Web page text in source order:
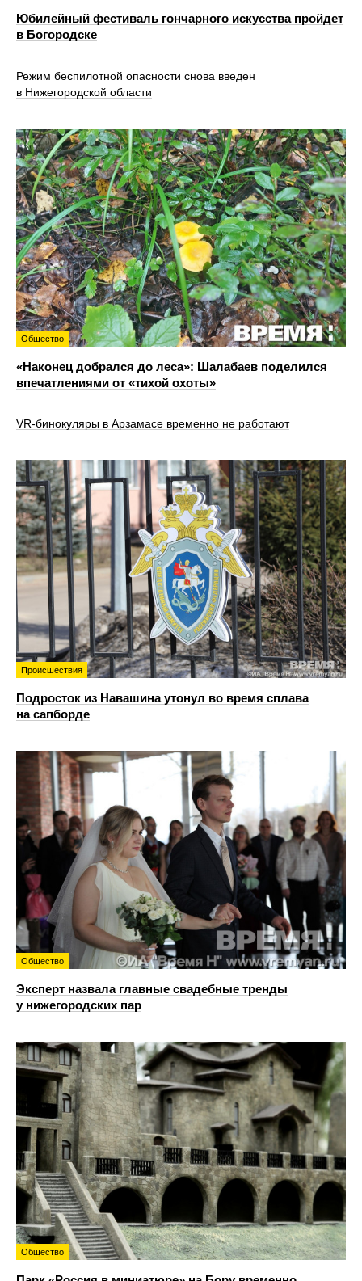
Юбилейный фестиваль гончарного искусства пройдет
в Богородске
Режим беспилотной опасности снова введен
в Нижегородской области
Общество
«Наконец добрался до леса»: Шалабаев поделился
впечатлениями от «тихой охоты»
VR‑бинокуляры в Арзамасе временно не работают
Происшествия
Подросток из Навашина утонул во время сплава
на сапборде
Общество
Эксперт назвала главные свадебные тренды
у нижегородских пар
Общество